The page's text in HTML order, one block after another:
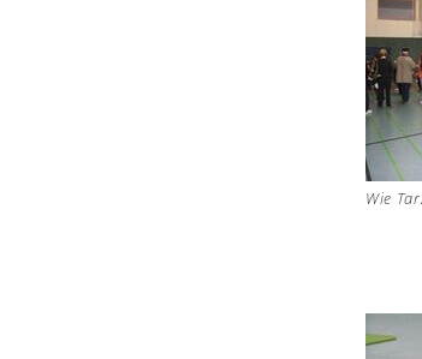
Wie